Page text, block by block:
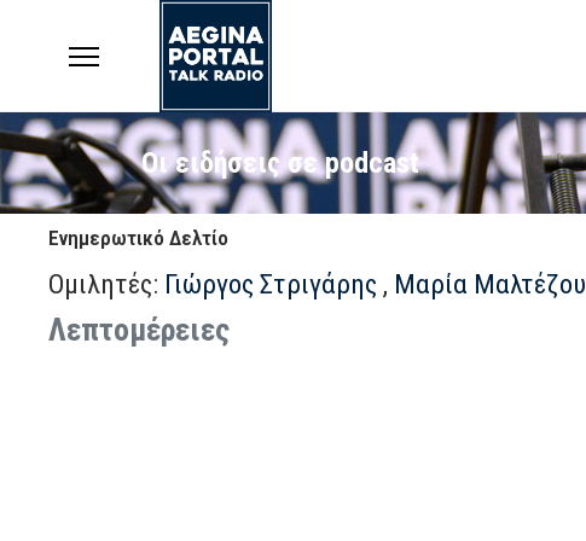
Οι ειδήσεις σε podcast
Ενημερωτικό Δελτίο
Ομιλητές: Γιώργος Στριγάρης , Μαρία Μαλτέζου
Λεπτομέρειες